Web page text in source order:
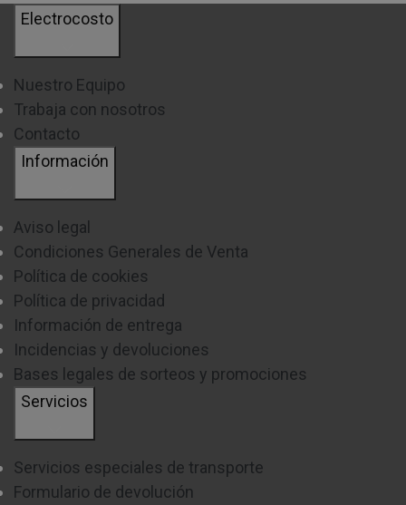
Electrocosto
Nuestro Equipo
Trabaja con nosotros
Contacto
Información
Aviso legal
Condiciones Generales de Venta
Política de cookies
Política de privacidad
Información de entrega
Incidencias y devoluciones
Bases legales de sorteos y promociones
Servicios
Servicios especiales de transporte
Formulario de devolución